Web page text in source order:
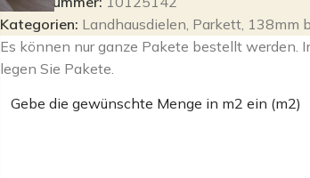
Kategorien: Landhausdielen, Parkett, 138mm
Es können nur ganze Pakete bestellt werden.
legen Sie Pakete.
Gebe die gewünschte Menge in m2 ein (m2)